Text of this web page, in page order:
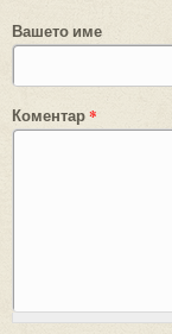
Вашето име
Коментар*